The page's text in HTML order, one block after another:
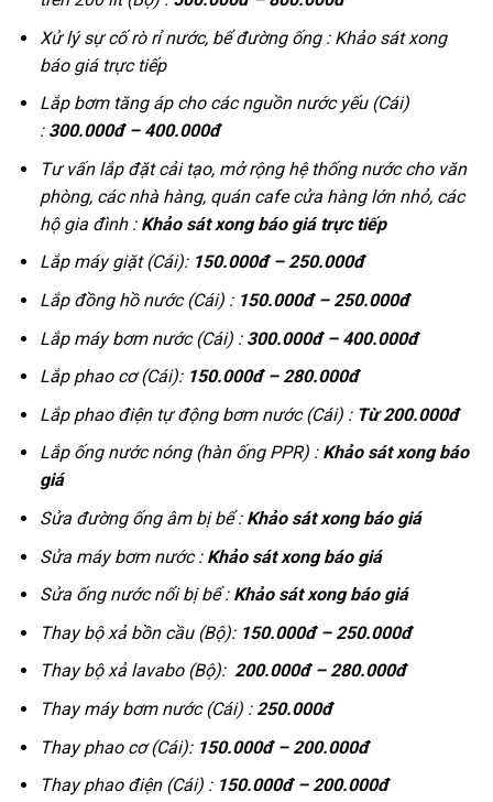
Xử lý sự cố rò rỉ nước, bể đường ống : Khảo sát xong
báo giá trực tiếp
Lắp bơm tăng áp cho các nguồn nước yếu (Cái)
: 300.000đ – 400.000đ
Tư vấn lắp đặt cải tạo, mở rộng hệ thống nước cho văn
phòng, các nhà hàng, quán cafe cửa hàng lớn nhỏ, các
hộ gia đình : Khảo sát xong báo giá trực tiếp
Lắp máy giặt (Cái): 150.000đ – 250.000đ
Lắp đồng hồ nước (Cái) : 150.000đ – 250.000đ
Lắp máy bơm nước (Cái) : 300.000đ – 400.000đ
Lắp phao cơ (Cái): 150.000đ – 280.000đ
Lắp phao điện tự động bơm nước (Cái) : Từ 200.000đ
Lắp ống nước nóng (hàn ống PPR) :Khảo sát xong báo
giá
Sửa đường ống âm bị bể : Khảo sát xong báo giá
Sửa máy bơm nước : Khảo sát xong báo giá
Sửa ống nước nổi bị bể :Khảo sát xong báo giá
Thay bộ xả bồn cầu (Bộ): 150.000đ – 250.000đ
Thay bộ xả lavabo (Bộ): 200.000đ – 280.000đ
Thay máy bơm nước (Cái) :250.000đ
Thay phao cơ (Cái): 150.000đ – 200.000đ
Thay phao điện (Cái) : 150.000đ – 200.000đ